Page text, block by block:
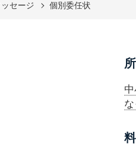
セージ 個別委任状